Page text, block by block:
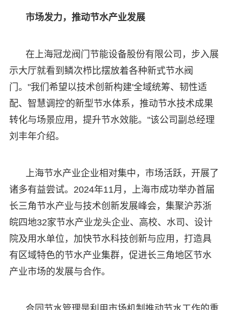
市场发力，推动节水产业发展
在上海冠龙阀门节能设备股份有限公司，步入展
示大厅就看到鳞次栉比摆放着各种新式节水阀
门。"我们希望以技术创新构建'全域统筹、韧性适
配、智慧调控'的新型节水体系，推动节水技术成果
转化与场景应用，提升节水效能。"该公司副总经理
刘丰年介绍。
上海节水产业企业相对集中，市场活跃，开展了
诸多有益尝试。2024年11月，上海市成功举办首届
长三角节水产业与技术创新发展峰会，集聚沪苏浙
皖四地32家节水产业龙头企业、高校、水司、设计
院及用水单位，加快节水科技创新与应用，打造具
有区域特色的节水产业集群，促进长三角地区节水
产业市场的发展与合作。